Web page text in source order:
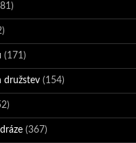
(171)
družstev (154)
(367)